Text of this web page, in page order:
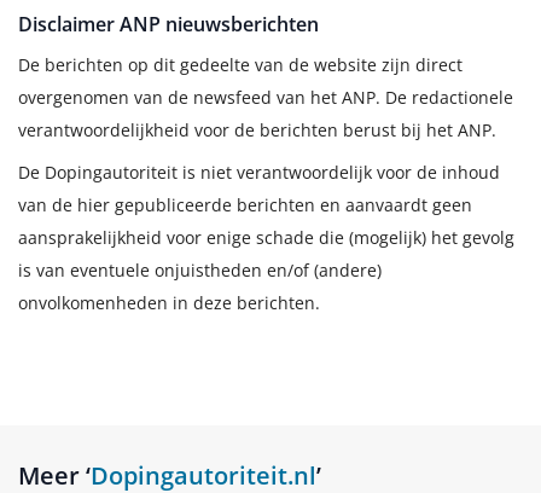
Disclaimer ANP nieuwsberichten
De berichten op dit gedeelte van de website zijn direct
overgenomen van de newsfeed van het ANP. De redactionele
verantwoordelijkheid voor de berichten berust bij het ANP.
De Dopingautoriteit is niet verantwoordelijk voor de inhoud
van de hier gepubliceerde berichten en aanvaardt geen
aansprakelijkheid voor enige schade die (mogelijk) het gevolg
is van eventuele onjuistheden en/of (andere)
onvolkomenheden in deze berichten.
Meer ‘Dopingautoriteit.nl’